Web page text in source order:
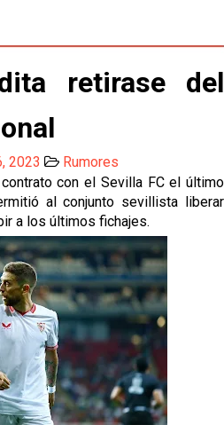
al grupo en la sesión
“El objetivo es mejorar la
inscribir a los nuevos
a Alberto Flores" por Rafa
juega Fran González
las ofertas más
detalles en Canarias para
Province Cup
a domicilio ya tiene horario
retirase del
2023
Rumores
con el Sevilla FC el último
al conjunto sevillista liberar
a los últimos fichajes.